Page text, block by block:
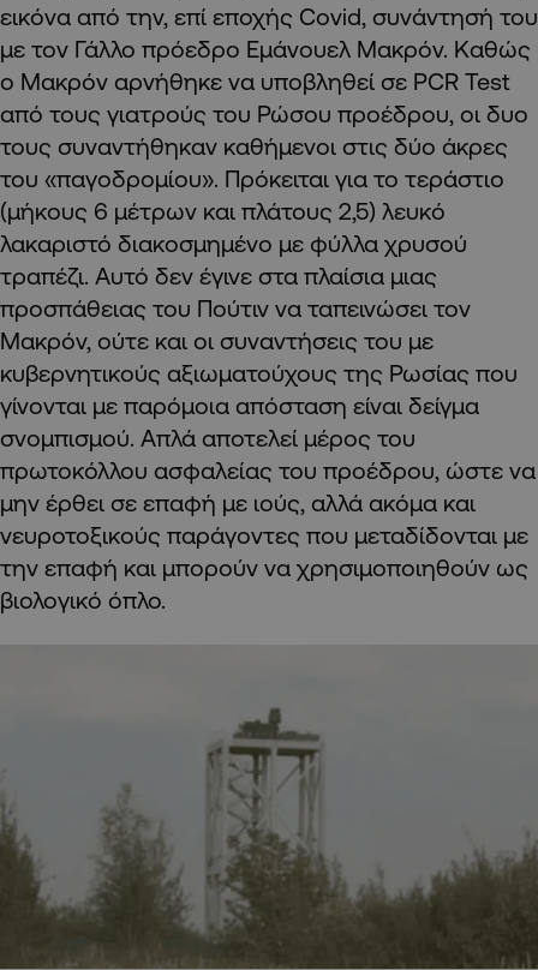
εικόνα από την, επί εποχής Covid, συνάντησή του
με τον Γάλλο πρόεδρο Εμάνουελ Μακρόν. Καθώς
ο Μακρόν αρνήθηκε να υποβληθεί σε PCR Test
από τους γιατρούς του Ρώσου προέδρου, οι δυο
τους συναντήθηκαν καθήμενοι στις δύο άκρες
του «παγοδρομίου». Πρόκειται για το τεράστιο
(μήκους 6 μέτρων και πλάτους 2,5) λευκό
λακαριστό διακοσμημένο με φύλλα χρυσού
τραπέζι. Αυτό δεν έγινε στα πλαίσια μιας
προσπάθειας του Πούτιν να ταπεινώσει τον
Μακρόν, ούτε και οι συναντήσεις του με
κυβερνητικούς αξιωματούχους της Ρωσίας που
γίνονται με παρόμοια απόσταση είναι δείγμα
σνομπισμού. Απλά αποτελεί μέρος του
πρωτοκόλλου ασφαλείας του προέδρου, ώστε να
μην έρθει σε επαφή με ιούς, αλλά ακόμα και
νευροτοξικούς παράγοντες που μεταδίδονται με
την επαφή και μπορούν να χρησιμοποιηθούν ως
βιολογικό όπλο.